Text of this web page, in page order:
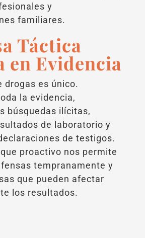
y
familiares.
Táctica
en Evidencia
drogas es único.
la evidencia,
búsquedas ilícitas,
de laboratorio y
de testigos.
proactivo nos permite
tempranamente y
que pueden afectar
los resultados.